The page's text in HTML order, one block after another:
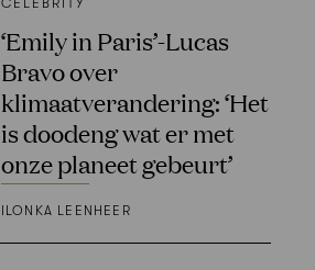
CELEBRITY
‘Emily in Paris’-Lucas
Bravo over
klimaatverandering: ‘Het
is doodeng wat er met
onze planeet gebeurt’
ILONKA LEENHEER